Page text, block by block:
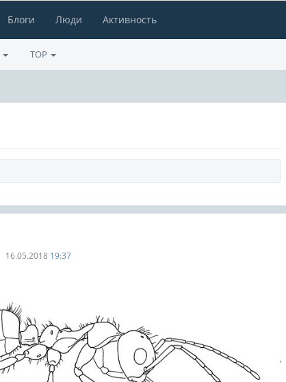
Блоги Люди Активность
TOP
16.05.2018 19:37